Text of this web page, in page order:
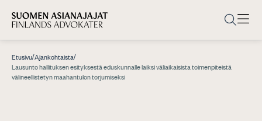
Etusivu/Ajankohtaista/
Lausunto hallituksen esityksestä eduskunnalle laiksi väliaikaisista toimenpiteistä
välineellistetyn maahantulon torjumiseksi